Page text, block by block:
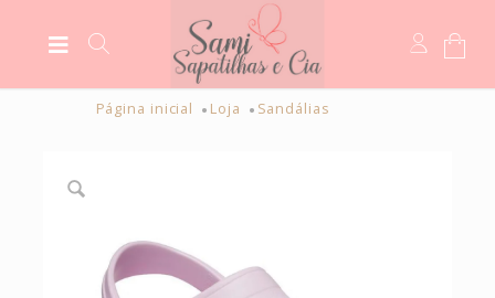
Página inicial Loja Sandálias